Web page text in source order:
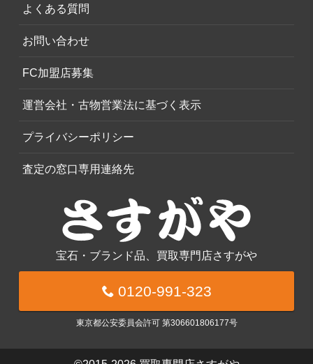
よくある質問
お問い合わせ
FC加盟店募集
運営会社・古物営業法に基づく表示
プライバシーポリシー
査定の窓口専用連絡先
宝石・ブランド品、買取専門店さすがや
0120-991-323
東京都公安委員会許可 第306601806177号